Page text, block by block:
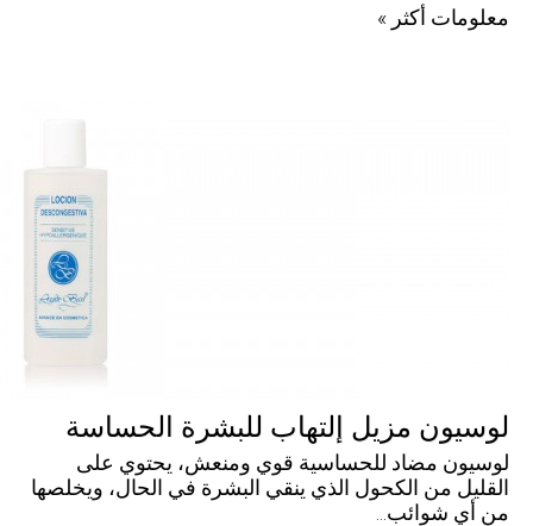
معلومات أكثر »
لوسيون مزيل إلتهاب للبشرة الحساسة
لوسيون مضاد للحساسية قوي ومنعش، يحتوي على
القليل من الكحول الذي ينقي البشرة في الحال، ويخلصها
من أي شوائب...